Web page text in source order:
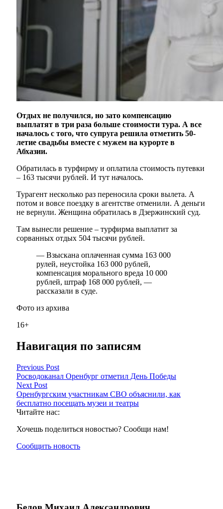
Отдых не получился, но зато компенсацию
выплатят в три раза больше стоимости тура. А все
началось с того, что супруга решила отметить 50-
летие свадьбы вместе с мужем на курорте в
Абхазии.
Обратилась в турфирму и оплатила стоимость путевки
– 163 тысячи рублей. И тут началось.
Турагент несколько раз переносила сроки вылета. А
потом и вовсе поездку в агентстве отменили. А деньги
не вернули. Женщина обратилась в Дзержинский суд.
Там вынесли решение – турфирма выплатит за
сорванных отдых 504 тысячи рублей.
— Взыскана оплаченная сумма 163 000
рулей, неустойка 163 000 рублей,
компенсация морального вреда 10 000
рублей, штраф 168 000 рублей, —
рассказали в суде.
Фото из архива
16+
Навигация по записям
Previous Post
Росводоканал Оренбург отметил День Победы
Next Post
Оренбургским участникам СВО объяснили, как
бесплатно посещать музеи и театры
Читайте нас:
Хочешь поделиться новостью? Сообщи нам!
Сообщить новость